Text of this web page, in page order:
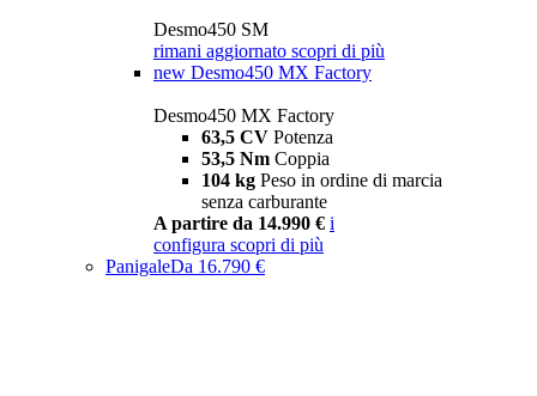
Desmo450 SM
rimani aggiornato scopri di più
new Desmo450 MX Factory
Desmo450 MX Factory
63,5 CV Potenza
53,5 Nm Coppia
104 kg Peso in ordine di marcia
senza carburante
A partire da 14.990 € i
configura scopri di più
PanigaleDa 16.790 €